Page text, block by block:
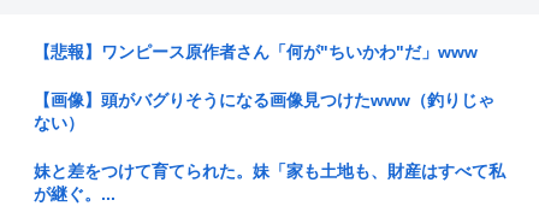
【悲報】ワンピース原作者さん「何が"ちいかわ"だ」www
【画像】頭がバグりそうになる画像見つけたwww（釣りじゃ
ない）
妹と差をつけて育てられた。妹「家も土地も、財産はすべて私
が継ぐ。...